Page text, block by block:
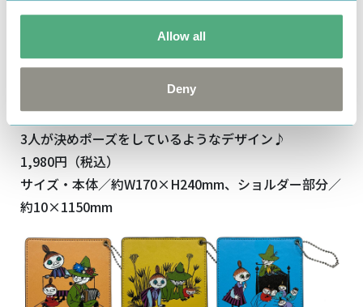
Allow all
Deny
小物やスマートフォンを入れて持ち運ぶのにピッタリ
なサイズのサコッシュ！
3人が決めポーズをしているようなデザイン♪
1,980円（税込）
サイズ・本体／約W170×H240mm、ショルダー部分／
約10×1150mm